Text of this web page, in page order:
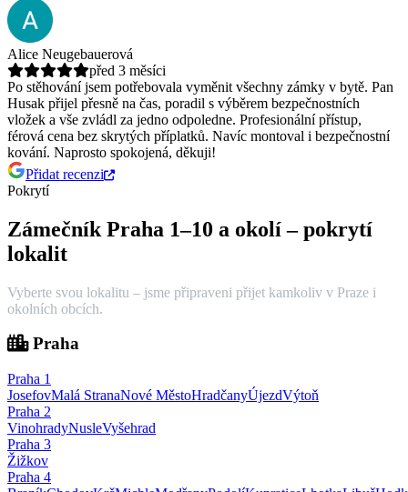
Alice Neugebauerová
před 3 měsíci
Po stěhování jsem potřebovala vyměnit všechny zámky v bytě. Pan
Husak přijel přesně na čas, poradil s výběrem bezpečnostních
vložek a vše zvládl za jedno odpoledne. Profesionální přístup,
férová cena bez skrytých příplatků. Navíc montoval i bezpečnostní
kování. Naprosto spokojená, děkuji!
Přidat recenzi
Pokrytí
Zámečník Praha 1–10 a okolí – pokrytí
lokalit
Vyberte svou lokalitu – jsme připraveni přijet kamkoliv v Praze i
okolních obcích.
Praha
Praha 1
JosefovMalá StranaNové MěstoHradčanyÚjezdVýtoň
Praha 2
VinohradyNusleVyšehrad
Praha 3
Žižkov
Praha 4